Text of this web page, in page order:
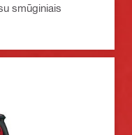
smūginiais